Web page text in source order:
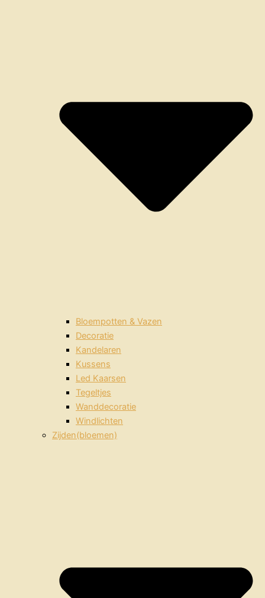
Bloempotten & Vazen
Decoratie
Kandelaren
Kussens
Led Kaarsen
Tegeltjes
Wanddecoratie
Windlichten
Zijden(bloemen)